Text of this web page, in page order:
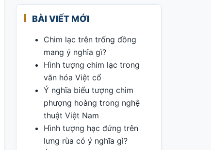
BÀI VIẾT MỚI
Chim lạc trên trống đồng
mang ý nghĩa gì?
Hình tượng chim lạc trong
văn hóa Việt cổ
Ý nghĩa biểu tượng chim
phượng hoàng trong nghệ
thuật Việt Nam
Hình tượng hạc đứng trên
lưng rùa có ý nghĩa gì?